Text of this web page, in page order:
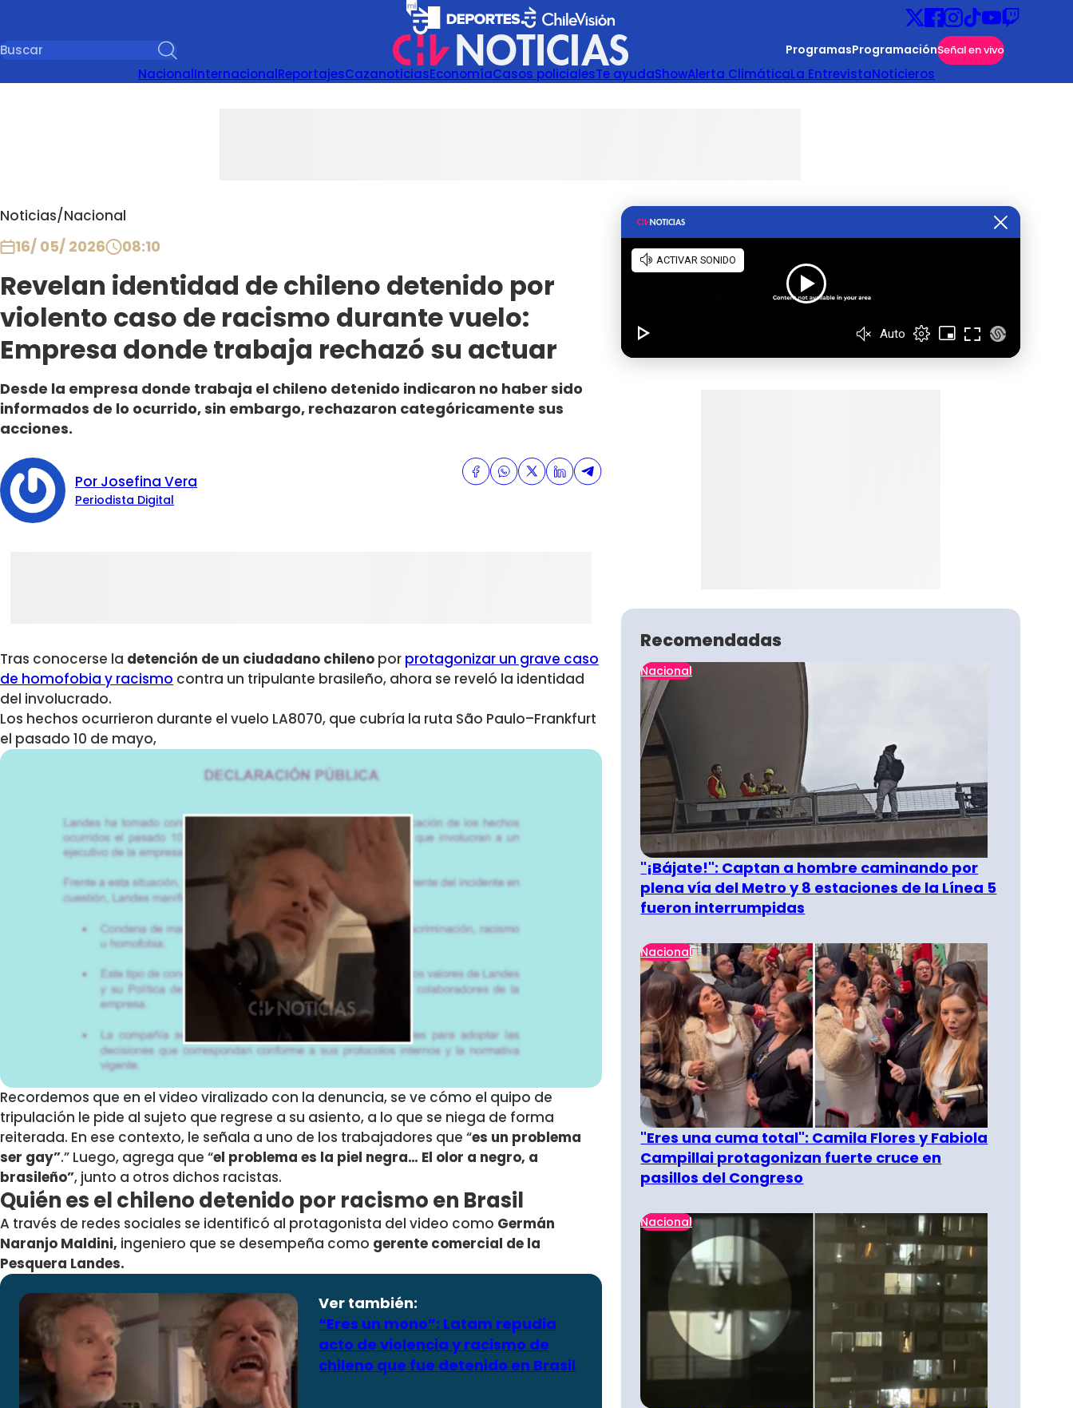
ProgramasProgramaciónSeñal en vivo
NacionalInternacionalReportajesCazanoticiasEconomíaCasos policialesTe ayudaShowAlerta ClimáticaLa EntrevistaNoticieros
Noticias/Nacional
16/ 05/ 2026 08:10
Revelan identidad de chileno detenido por
violento caso de racismo durante vuelo:
Empresa donde trabaja rechazó su actuar
Desde la empresa donde trabaja el chileno detenido indicaron no haber sido
informados de lo ocurrido, sin embargo, rechazaron categóricamente sus
acciones.
Por Josefina Vera
Periodista Digital
Tras conocerse la detención de un ciudadano chileno por protagonizar un grave caso
de homofobia y racismo contra un tripulante brasileño, ahora se reveló la identidad
del involucrado.
Los hechos ocurrieron durante el vuelo LA8070, que cubría la ruta São Paulo–Frankfurt
el pasado 10 de mayo,
Recordemos que en el video viralizado con la denuncia, se ve cómo el quipo de
tripulación le pide al sujeto que regrese a su asiento, a lo que se niega de forma
reiterada. En ese contexto, le señala a uno de los trabajadores que “es un problema
ser gay”.” Luego, agrega que “el problema es la piel negra… El olor a negro, a
brasileño”, junto a otros dichos racistas.
Quién es el chileno detenido por racismo en Brasil
A través de redes sociales se identificó al protagonista del video como Germán
Naranjo Maldini, ingeniero que se desempeña como gerente comercial de la
Pesquera Landes.
Ver también:
“Eres un mono”: Latam repudia
acto de violencia y racismo de
chileno que fue detenido en Brasil
Recomendadas
Nacional
"¡Bájate!": Captan a hombre caminando por
plena vía del Metro y 8 estaciones de la Línea 5
fueron interrumpidas
Nacional
"Eres una cuma total": Camila Flores y Fabiola
Campillai protagonizan fuerte cruce en
pasillos del Congreso
Nacional